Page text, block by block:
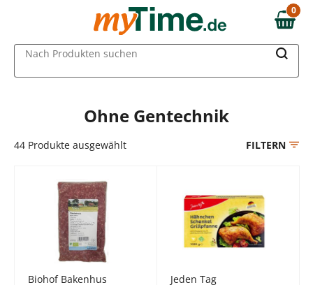
Zum Hauptinhalt springen
Zur Navigation springen
Zur Suche springen
0,00 €
0
Nach Produkten suchen
Ohne Gentechnik
44 Produkte ausgewählt FILTERN
Biohof Bakenhus
Jeden Tag